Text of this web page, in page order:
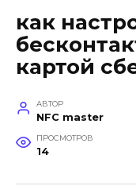
как
картой
АВТОР
NFC master
ПРОСМОТРОВ
14